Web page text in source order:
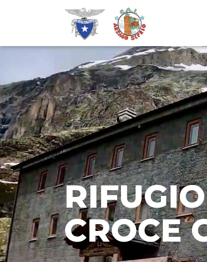
CROCE